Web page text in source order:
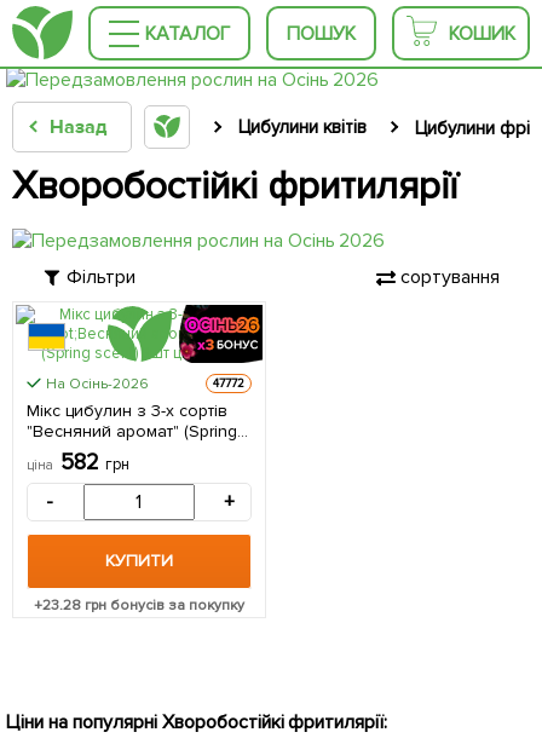
КАТАЛОГ ПОШУК КОШИК
Назад Цибулини квітів Цибулини
Хворобостійкі фритилярії
Фільтри сортування
На Осінь-2026 47772
Мікс цибулин з 3-х сортів
"Весняний аромат" (Spring
scent) 3шт цибулин
ціна 582 грн
- +
КУПИТИ
+23.28грн бонусів за покупку
Ціни на популярні Хворобостійкі фритилярії: